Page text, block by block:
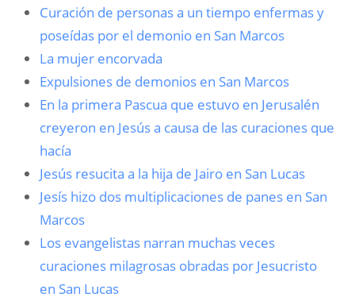
Curación de personas a un tiempo enfermas y
poseídas por el demonio en San Marcos
La mujer encorvada
Expulsiones de demonios en San Marcos
En la primera Pascua que estuvo en Jerusalén
creyeron en Jesús a causa de las curaciones que
hacía
Jesús resucita a la hija de Jairo en San Lucas
Jesís hizo dos multiplicaciones de panes en San
Marcos
Los evangelistas narran muchas veces
curaciones milagrosas obradas por Jesucristo
en San Lucas